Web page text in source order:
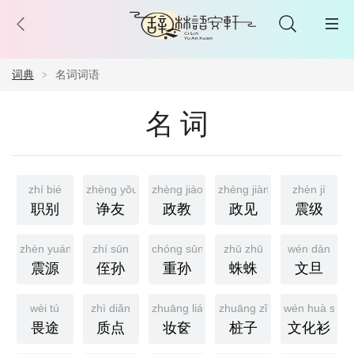
词典 名词词语
名词
zhí bié
职别
zhèng yǒu
诤友
zhèng jiào
政教
zhèng jiàn
政见
zhèn jí
震级
zhèn yuán
震源
zhí sūn
侄孙
chóng sūn
重孙
zhū zhū
蛛蛛
wén dàn
文旦
wèi tú
畏途
zhì diǎn
质点
zhuāng lián
妆奁
zhuāng zǐ
桩子
wén huà shān
文化衫